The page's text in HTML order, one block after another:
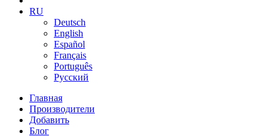
RU
Deutsch
English
Español
Français
Português
Русский
Главная
Производители
Добавить
Блог